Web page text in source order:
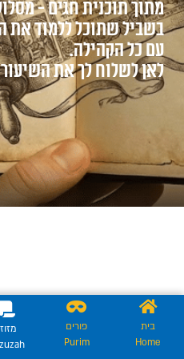
מתוך תוכנית חגים -
בשביל שתוכל ללמוד את
עם כל הקהילה.
לאן לשלוח לך את
בית
Home
פורים
Purim